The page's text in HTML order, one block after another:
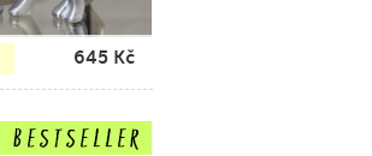
645 Kč